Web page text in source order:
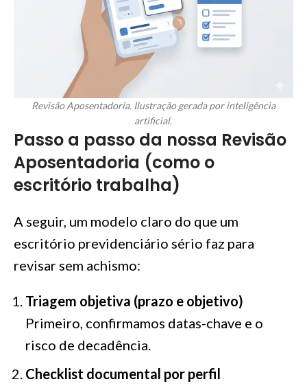
Revisão Aposentadoria. Ilustração gerada por inteligência
artificial.
Passo a passo da nossa Revisão
Aposentadoria (como o
escritório trabalha)
A seguir, um modelo claro do que um
escritório previdenciário sério faz para
revisar sem achismo:
Triagem objetiva (prazo e objetivo)
Primeiro, confirmamos datas-chave e o
risco de decadência.
Checklist documental por perfil